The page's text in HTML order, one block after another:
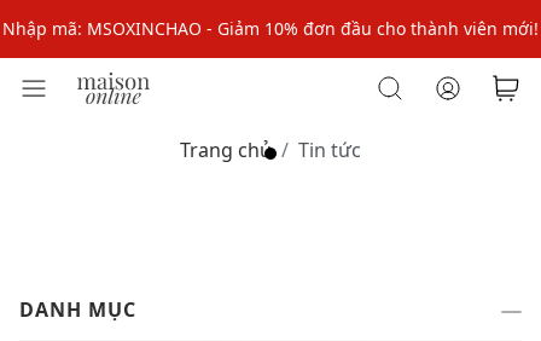
Nhập mã: MSOXINCHAO - Giảm 10% đơn đầu cho thành viên mới!
Nhập mã MSOPAY100: giảm ngay 10% khi thanh toán trực tuyến
Trang chủ Tin tức
DANH MỤC